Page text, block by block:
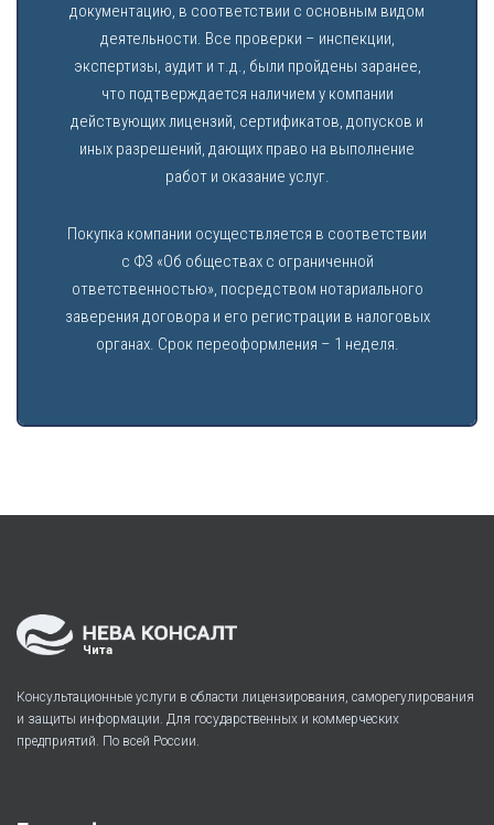
документацию, в соответствии с основным видом
деятельности. Все проверки – инспекции,
экспертизы, аудит и т.д., были пройдены заранее,
что подтверждается наличием у компании
действующих лицензий, сертификатов, допусков и
иных разрешений, дающих право на выполнение
работ и оказание услуг.
Покупка компании осуществляется в соответствии
с ФЗ «Об обществах с ограниченной
ответственностью», посредством нотариального
заверения договора и его регистрации в налоговых
органах. Срок переоформления – 1 неделя.
Чита
Консультационные услуги в области лицензирования, саморегулирования
и защиты информации. Для государственных и коммерческих
предприятий. По всей России.